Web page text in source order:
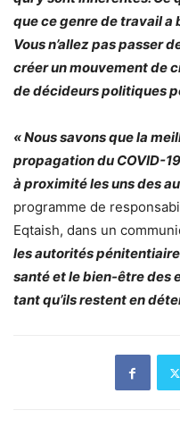
que ce genre de travail a
Vous n’allez pas passer
créer un mouvement de
de décideurs politiques
« Nous savons que la
propagation du COVID-
à proximité les uns des
programme de
Eqtaish, dans un
les autorités
santé et le bien-être des
tant qu’ils restent en